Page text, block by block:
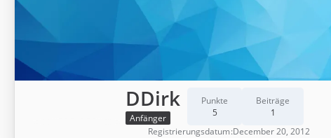
DDirk
Anfänger
Punkte
5
Beiträge
1
Registrierungsdatum December 20, 2012